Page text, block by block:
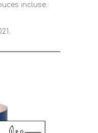
incluse.